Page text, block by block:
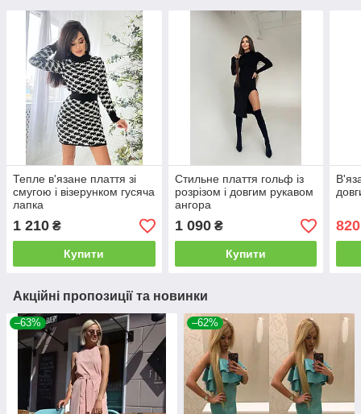
Тепле в'язане плаття зі
смугою і візерунком гусяча
лапка
1 210 ₴
Купити
Стильне плаття гольф із
розрізом і довгим рукавом
ангора
1 090₴
Купити
820
Акційні пропозиції та новинки
–63% –62%